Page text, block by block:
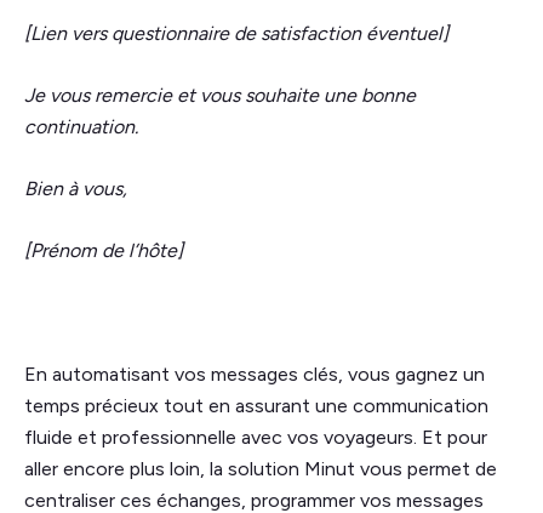
[Lien vers questionnaire de satisfaction éventuel]
Je vous remercie et vous souhaite une bonne
continuation.
Bien à vous,
[Prénom de l’hôte]
En automatisant vos messages clés, vous gagnez un
temps précieux tout en assurant une communication
fluide et professionnelle avec vos voyageurs. Et pour
aller encore plus loin, la solution Minut vous permet de
centraliser ces échanges, programmer vos messages